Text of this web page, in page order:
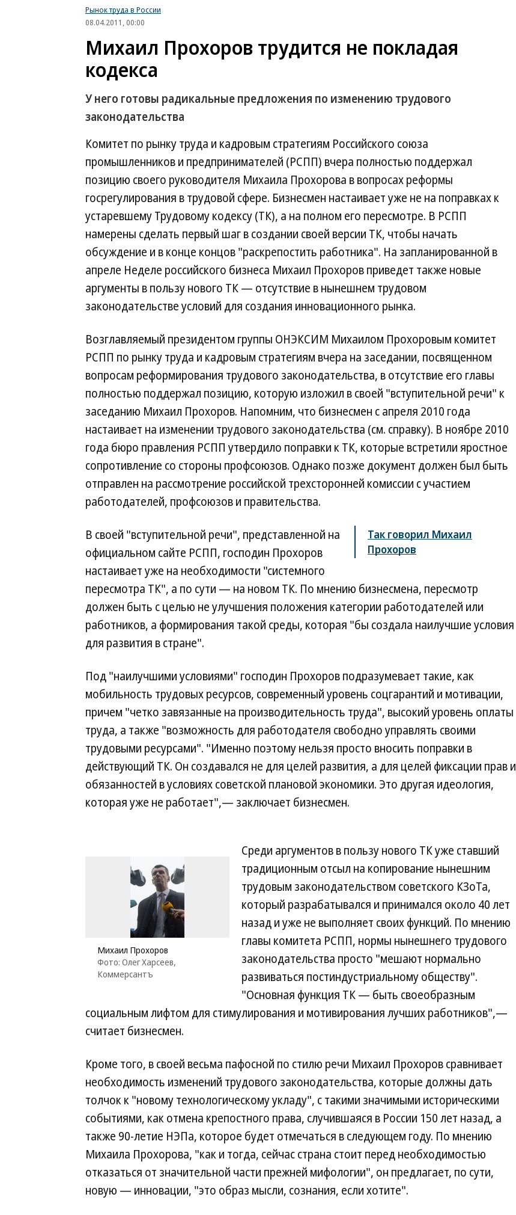
Рынок труда в России
08.04.2011, 00:00
Михаил Прохоров трудится не покладая
кодекса
У него готовы радикальные предложения по изменению трудового
законодательства
Комитет по рынку труда и кадровым стратегиям Российского союза
промышленников и предпринимателей (РСПП) вчера полностью поддержал
позицию своего руководителя Михаила Прохорова в вопросах реформы
госрегулирования в трудовой сфере. Бизнесмен настаивает уже не на поправках к
устаревшему Трудовому кодексу (ТК), а на полном его пересмотре. В РСПП
намерены сделать первый шаг в создании своей версии ТК, чтобы начать
обсуждение и в конце концов "раскрепостить работника". На запланированной в
апреле Неделе российского бизнеса Михаил Прохоров приведет также новые
аргументы в пользу нового ТК — отсутствие в нынешнем трудовом
законодательстве условий для создания инновационного рынка.
Возглавляемый президентом группы ОНЭКСИМ Михаилом Прохоровым комитет
РСПП по рынку труда и кадровым стратегиям вчера на заседании, посвященном
вопросам реформирования трудового законодательства, в отсутствие его главы
полностью поддержал позицию, которую изложил в своей "вступительной речи" к
заседанию Михаил Прохоров. Напомним, что бизнесмен с апреля 2010 года
настаивает на изменении трудового законодательства (см. справку). В ноябре 2010
года бюро правления РСПП утвердило поправки к ТК, которые встретили яростное
сопротивление со стороны профсоюзов. Однако позже документ должен был быть
отправлен на рассмотрение российской трехсторонней комиссии с участием
работодателей, профсоюзов и правительства.
Так говорил Михаил
Прохоров
В своей "вступительной речи", представленной на
официальном сайте РСПП, господин Прохоров
настаивает уже на необходимости "системного
пересмотра ТК", а по сути — на новом ТК. По мнению бизнесмена, пересмотр
должен быть с целью не улучшения положения категории работодателей или
работников, а формирования такой среды, которая "бы создала наилучшие условия
для развития в стране".
Под "наилучшими условиями" господин Прохоров подразумевает такие, как
мобильность трудовых ресурсов, современный уровень соцгарантий и мотивации,
причем "четко завязанные на производительность труда", высокий уровень оплаты
труда, а также "возможность для работодателя свободно управлять своими
трудовыми ресурсами". "Именно поэтому нельзя просто вносить поправки в
действующий ТК. Он создавался не для целей развития, а для целей фиксации прав и
обязанностей в условиях советской плановой экономики. Это другая идеология,
которая уже не работает",— заключает бизнесмен.
Михаил Прохоров
Фото: Олег Харсеев,
Коммерсантъ
Среди аргументов в пользу нового ТК уже ставший
традиционным отсыл на копирование нынешним
трудовым законодательством советского КЗоТа,
который разрабатывался и принимался около 40 лет
назад и уже не выполняет своих функций. По мнению
главы комитета РСПП, нормы нынешнего трудового
законодательства просто "мешают нормально
развиваться постиндустриальному обществу".
"Основная функция ТК — быть своеобразным
социальным лифтом для стимулирования и мотивирования лучших работников",—
считает бизнесмен.
Кроме того, в своей весьма пафосной по стилю речи Михаил Прохоров сравнивает
необходимость изменений трудового законодательства, которые должны дать
толчок к "новому технологическому укладу", с такими значимыми историческими
событиями, как отмена крепостного права, случившаяся в России 150 лет назад, а
также 90-летие НЭПа, которое будет отмечаться в следующем году. По мнению
Михаила Прохорова, "как и тогда, сейчас страна стоит перед необходимостью
отказаться от значительной части прежней мифологии", он предлагает, по сути,
новую — инновации, "это образ мысли, сознания, если хотите".